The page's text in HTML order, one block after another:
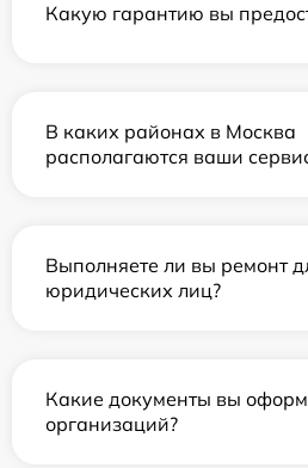
Какую гарантию вы
В каких районах в Москва
располагаются ваши
Выполняете ли вы ремонт
юридических лиц?
Какие документы вы
организаций?